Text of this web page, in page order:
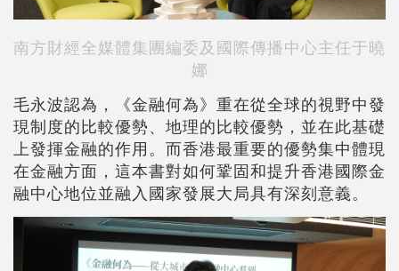
南方財經全媒體集團編委及國際傳播中心主任于曉
娜
毛永波認為，《金融何為》重在從全球的視野中發
現制度的比較優勢、地理的比較優勢，並在此基礎
上發揮金融的作用。而香港最重要的優勢集中體現
在金融方面，這本書對如何鞏固和提升香港國際金
融中心地位並融入國家發展大局具有深刻意義。